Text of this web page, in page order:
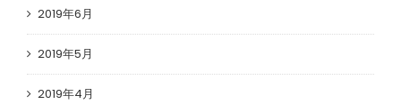
2019年6月
2019年5月
2019年4月